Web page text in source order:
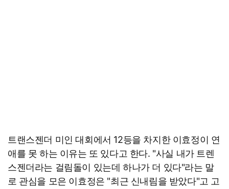
트랜스젠더 미인 대회에서 12등을 차지한 이효정이 연
애를 못 하는 이유는 또 있다고 한다. "사실 내가 트렌
스젠더라는 걸림돌이 있는데 하나가 더 있다"라는 말
로 관심을 모은 이효정은 "최근 신내림을 받았다"고 고